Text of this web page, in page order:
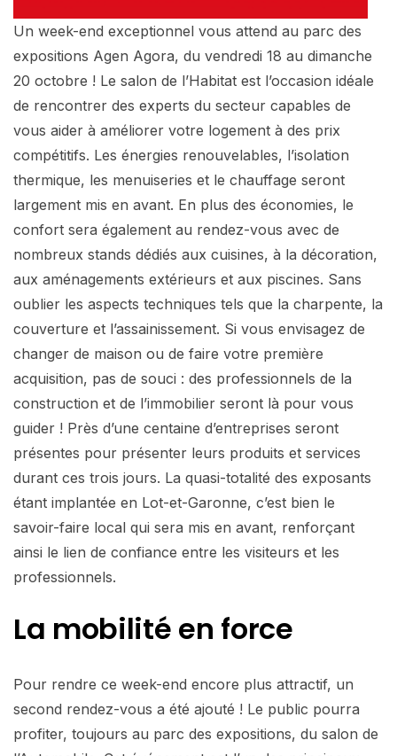
Un week-end exceptionnel vous attend au parc des
expositions Agen Agora, du vendredi 18 au dimanche
20 octobre ! Le salon de l’Habitat est l’occasion idéale
de rencontrer des experts du secteur capables de
vous aider à améliorer votre logement à des prix
compétitifs. Les énergies renouvelables, l’isolation
thermique, les menuiseries et le chauffage seront
largement mis en avant. En plus des économies, le
confort sera également au rendez-vous avec de
nombreux stands dédiés aux cuisines, à la décoration,
aux aménagements extérieurs et aux piscines. Sans
oublier les aspects techniques tels que la charpente, la
couverture et l’assainissement. Si vous envisagez de
changer de maison ou de faire votre première
acquisition, pas de souci : des professionnels de la
construction et de l’immobilier seront là pour vous
guider ! Près d’une centaine d’entreprises seront
présentes pour présenter leurs produits et services
durant ces trois jours. La quasi-totalité des exposants
étant implantée en Lot-et-Garonne, c’est bien le
savoir-faire local qui sera mis en avant, renforçant
ainsi le lien de confiance entre les visiteurs et les
professionnels.
La mobilité en force
Pour rendre ce week-end encore plus attractif, un
second rendez-vous a été ajouté ! Le public pourra
profiter, toujours au parc des expositions, du salon de